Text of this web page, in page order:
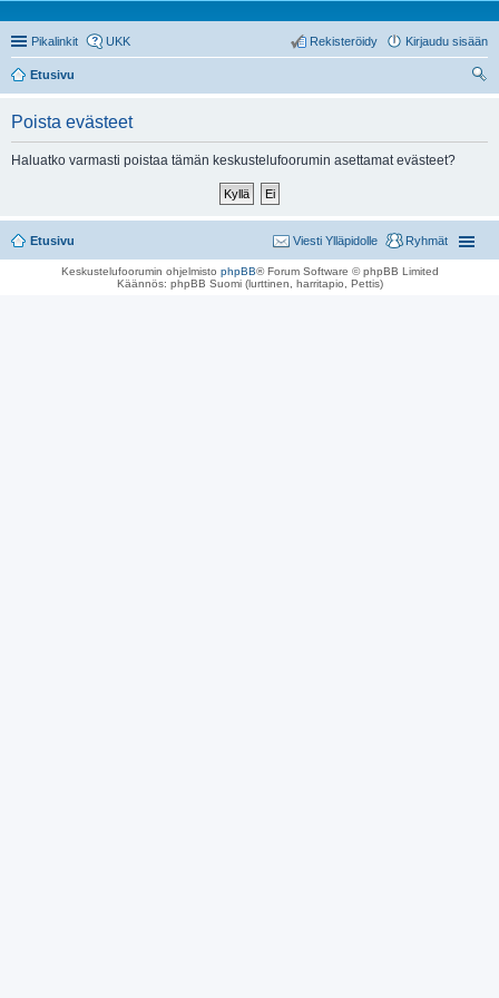
Pikalinkit UKK Kirjaudu sisään
Rekisteröidy
Etusivu
Poista evästeet
Haluatko varmasti poistaa tämän keskustelufoorumin asettamat evästeet?
Etusivu Ryhmät
Viesti Ylläpidolle
Keskustelufoorumin ohjelmisto phpBB® Forum Software © phpBB Limited
Käännös: phpBB Suomi (lurttinen, harritapio, Pettis)